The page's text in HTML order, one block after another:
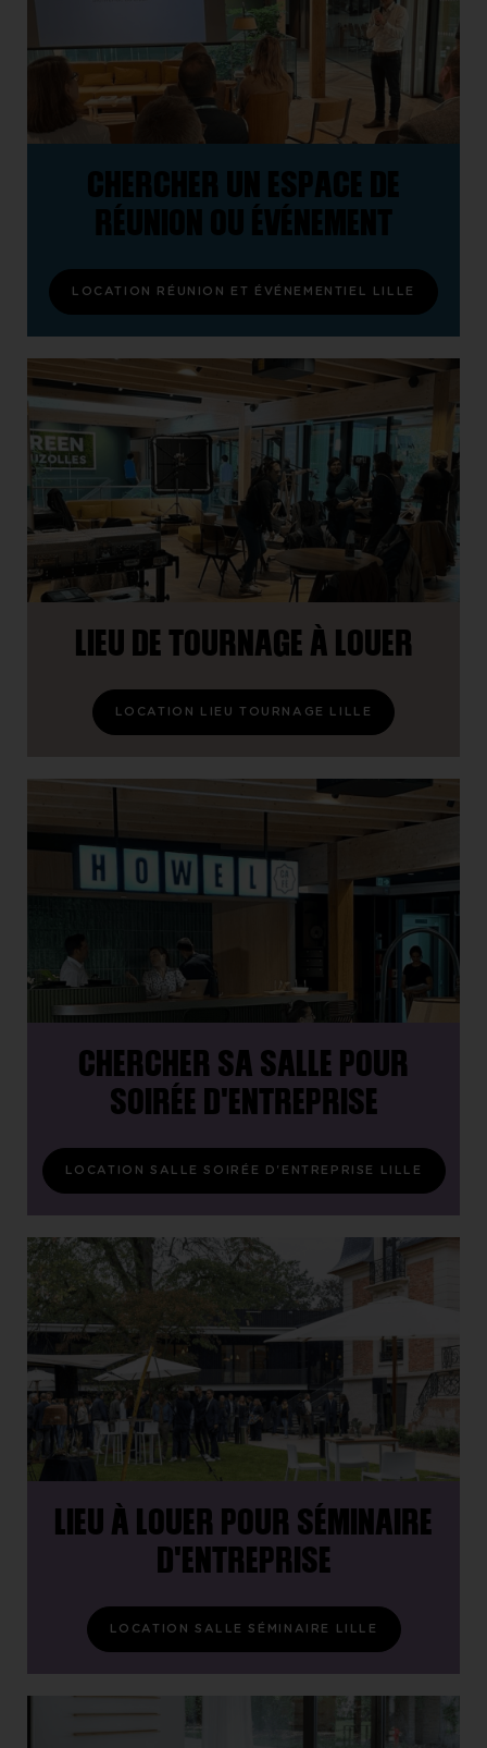
CHERCHER UN ESPACE DE
RÉUNION OU ÉVÉNEMENT
LOCATION RÉUNION ET ÉVÉNEMENTIEL LILLE
LIEU DE TOURNAGE À LOUER
LOCATION LIEU TOURNAGE LILLE
CHERCHER SA SALLE POUR
SOIRÉE D'ENTREPRISE
LOCATION SALLE SOIRÉE D'ENTREPRISE LILLE
LIEU À LOUER POUR SÉMINAIRE
D'ENTREPRISE
LOCATION SALLE SÉMINAIRE LILLE